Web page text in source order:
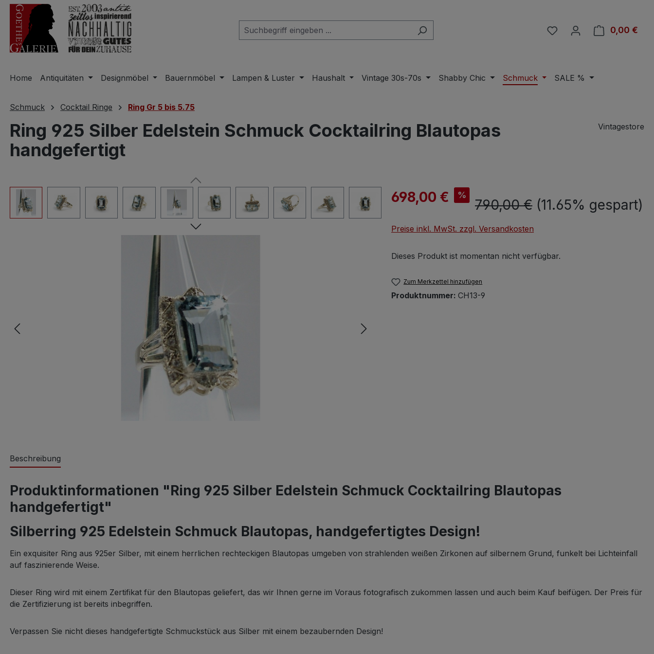
Hauptinhalt springen
Zur Suche springen
Zur Hauptnavigation springen
Du hast 0 Produkte auf
0,00 €
Home Antiquitäten Designmöbel Bauernmöbel Lampen & Luster Haushalt Vintage 30s-70s Shabby Chic Schmuck SALE %
Schmuck Cocktail Ringe Ring Gr 5 bis 5.75
Ring 925 Silber Edelstein Schmuck Cocktailring Blautopas
handgefertigt
Vintagestore
Verkaufspreis:
698,00 € %
Regulärer Preis:
790,00 € (11.65% gespart)
Preise inkl. MwSt. zzgl. Versandkosten
Dieses Produkt ist momentan nicht verfügbar.
Zum Merkzettel hinzufügen
Produktnummer: CH13-9
Beschreibung
Produktinformationen "Ring 925 Silber Edelstein Schmuck Cocktailring Blautopas
handgefertigt"
Silberring 925 Edelstein Schmuck Blautopas, handgefertigtes Design!
Ein exquisiter Ring aus 925er Silber, mit einem herrlichen rechteckigen Blautopas umgeben von strahlenden weißen Zirkonen auf silbernem Grund, funkelt bei Lichteinfall
auf faszinierende Weise.
Dieser Ring wird mit einem Zertifikat für den Blautopas geliefert, das wir Ihnen gerne im Voraus fotografisch zukommen lassen und auch beim Kauf beifügen. Der Preis für
die Zertifizierung ist bereits inbegriffen.
Verpassen Sie nicht dieses handgefertigte Schmuckstück aus Silber mit einem bezaubernden Design!